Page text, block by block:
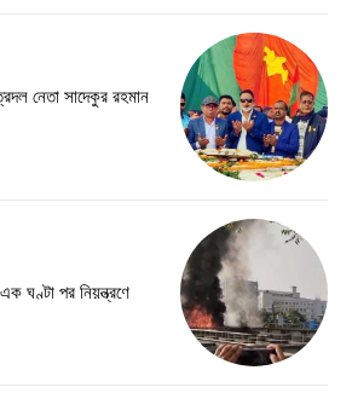
নেতা সাদেকুর রহমান
ঘণ্টা পর নিয়ন্ত্রণে